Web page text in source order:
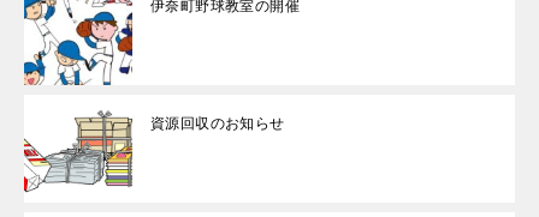
伊奈町野球教室の開催
資源回収のお知らせ